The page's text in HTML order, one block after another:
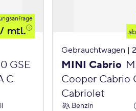
/ mtl.
GSE
C
ab
Gebrauchtwagen |
MINI Cabrio
Cooper Cabrio
Cabriolet
Benzin